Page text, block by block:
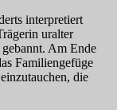
interpretiert
uralter
Am Ende
Familiengefüge
die